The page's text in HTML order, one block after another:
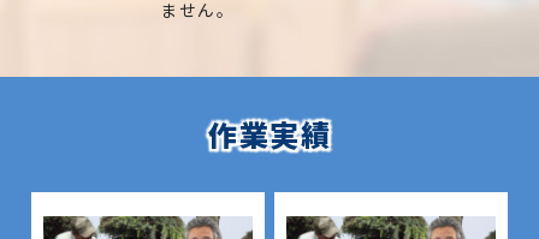
ません。
作業実績